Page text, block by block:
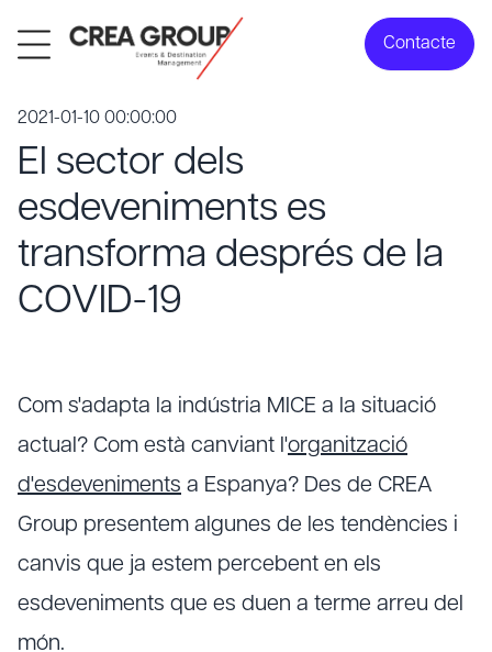
Contacte
2021-01-10 00:00:00
El sector dels
esdeveniments es
transforma després de la
COVID-19
Com s'adapta la indústria MICE a la situació
actual? Com està canviant l'organització
d'esdeveniments a Espanya? Des de CREA
Group presentem algunes de les tendències i
canvis que ja estem percebent en els
esdeveniments que es duen a terme arreu del
món.